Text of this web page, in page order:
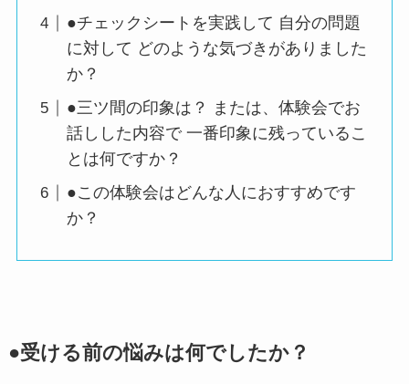
●チェックシートを実践して 自分の問題
に対して どのような気づきがありました
か？
●三ツ間の印象は？ または、体験会でお
話しした内容で 一番印象に残っているこ
とは何ですか？
●この体験会はどんな人におすすめです
か？
●受ける前の悩みは何でしたか？